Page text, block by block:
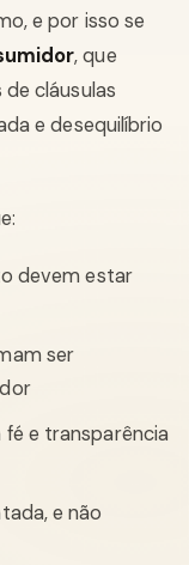
e por isso se
, que
cláusulas
e desequilíbrio
devem estar
ser
e transparência
e não